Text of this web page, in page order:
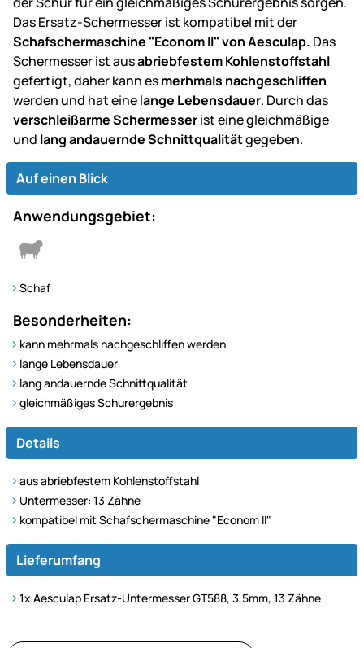
Das Ersatz-Schermesser ist kompatibel mit der
Schafschermaschine "Econom II" von Aesculap. Das
Schermesser ist ausabriebfestem Kohlenstoffstahl
gefertigt, daher kann esmerhmals nachgeschliffen
werden und hat eine lange Lebensdauer. Durch das
verschleißarme Schermesserist eine gleichmäßige
und lang andauernde Schnittqualitätgegeben.
Auf einen Blick
Anwendungsgebiet:
Schaf
Besonderheiten:
kann mehrmals nachgeschliffen werden
lange Lebensdauer
lang andauernde Schnittqualität
gleichmäßiges Schurergebnis
Details
aus abriebfestem Kohlenstoffstahl
Untermesser: 13 Zähne
kompatibel mit Schafschermaschine "Econom II"
Lieferumfang
1x Aesculap Ersatz-Untermesser GT588, 3,5mm, 13 Zähne